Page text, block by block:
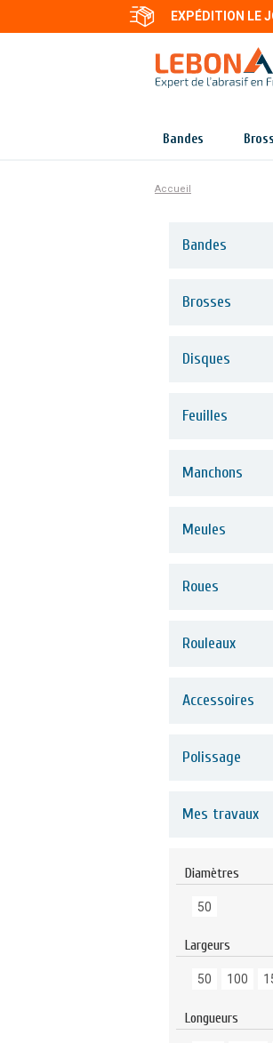
EXPÉDITION LE
Bandes
Accueil
Bandes
Brosses
Disques
Feuilles
Manchons
Meules
Roues
Rouleaux
Accessoires
Polissage
Mes travaux
Diamètres
50
Largeurs
50 100
Longueurs